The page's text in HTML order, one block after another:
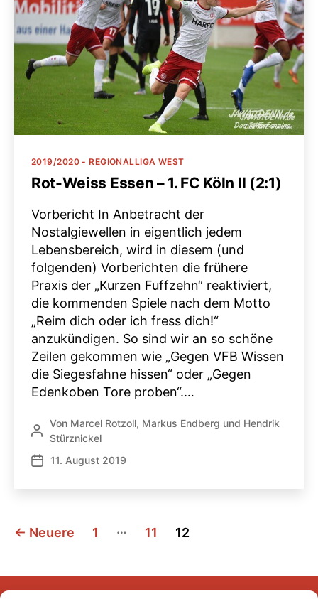
Kategorien
2019/2020 - REGIONALLIGA WEST
Rot-Weiss Essen – 1. FC Köln II (2:1)
Vorbericht In Anbetracht der
Nostalgiewellen in eigentlich jedem
Lebensbereich, wird in diesem (und
folgenden) Vorberichten die frühere
Praxis der „Kurzen Fuffzehn“ reaktiviert,
die kommenden Spiele nach dem Motto
„Reim dich oder ich fress dich!“
anzukündigen. So sind wir an so schöne
Zeilen gekommen wie „Gegen VFB Wissen
die Siegesfahne hissen“ oder „Gegen
Edenkoben Tore proben“.…
Beitragsautor
Von Marcel Rotzoll, Markus Endberg und Hendrik
Stürznickel
Veröffentlichungsdatum
11. August 2019
Seitennummerierung
Beiträge
← Neuere 1 … 11 12